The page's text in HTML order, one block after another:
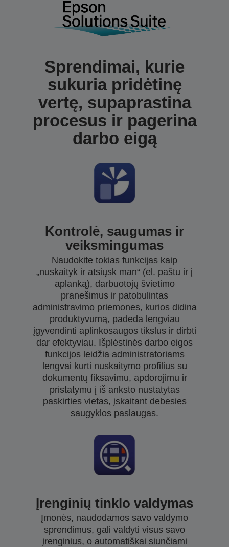
Sprendimai, kurie
sukuria pridėtinę
vertę, supaprastina
procesus ir pagerina
darbo eigą
Kontrolė, saugumas ir
veiksmingumas
Naudokite tokias funkcijas kaip
„nuskaityk ir atsiųsk man“ (el. paštu ir į
aplanką), darbuotojų švietimo
pranešimus ir patobulintas
administravimo priemones, kurios didina
produktyvumą, padeda lengviau
įgyvendinti aplinkosaugos tikslus ir dirbti
dar efektyviau. Išplėstinės darbo eigos
funkcijos leidžia administratoriams
lengvai kurti nuskaitymo profilius su
dokumentų fiksavimu, apdorojimu ir
pristatymu į iš anksto nustatytas
paskirties vietas, įskaitant debesies
saugyklos paslaugas.
Įrenginių tinklo valdymas
Įmonės, naudodamos savo valdymo
sprendimus, gali valdyti visus savo
įrenginius, o automatiškai siunčiami